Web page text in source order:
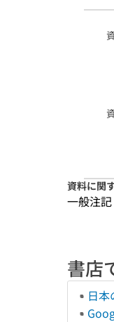
資料に関
一般注記
書店
日本